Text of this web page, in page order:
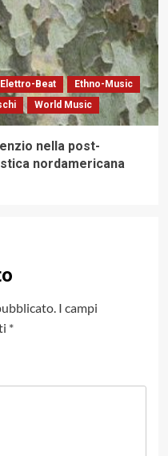
Elettro-Beat
Ethno-Music
World Music
nella post-
nordamericana
I campi
*